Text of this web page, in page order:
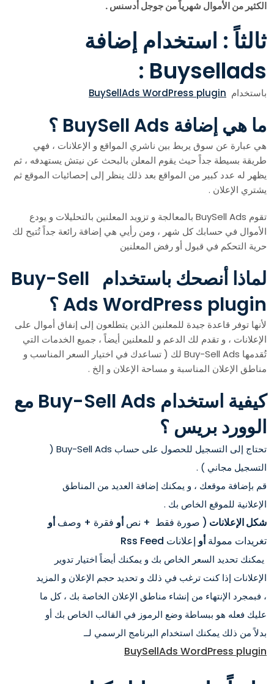
الكثير من الأموال شهرياً من جوجل أدسنس .
ثالثاً : استخدام إضافة
Buysellads :
باستخدام BuySellAds WordPress plugin
ما هي إضافة BuySell Ads ؟
هي عبارة عن سوق يربط بين ناشري المواقع و الإعلانات ، فهي
طريقة بسيطة جداً حيث يقوم المعلن بالبحث عن نيتش يستهدفه ، ثم
يظهر له عدد كبير من المواقع بعد ذلك ينظر إلى إحصائيات الموقع ثم
يشتري الإعلان .
تقوم BuySell Ads بالمعالجة و تزويد المعلنين بالتحليلات و يودع
الأموال في حسابك كل شهر ، ومن رأيي هي إضافة رائعة جداً تُتيح لك
حرية التحكم في قبول أو رفض المعلنين
لماذا أنصحك باستخدام Buy-Sell
Ads WordPress plugin ؟
لأنها توفر قاعدة جيدة للمعلنين الذين يتطلعون إلى إنفاق أموال على
الإعلانات ، و تقدم لك الدعم و للمعلنين أيضاً ، جميع الخدمات التي
تُقدمها Buy-Sell Ads لك ( تساعدك في اختيار السعر المناسب و
مناطق الإعلان المناسبة و مساحة الإعلان و إلخ .
كيفية استخدام Buy-Sell Ads مع
الوورد بريس ؟
تحتاج إلى التسجيل للحصول على حساب Buy-Sell Ads (
التسجيل مجاني ) .
قم بإضافة موقعك ، و يمكنك إضافة العديد من المناطق
الإعلانية للموقع الخاص بك .
شكل الإعلانات ( صورة فقط + نصأو فقرة + وصفأو
تغريدات ممولةأو إعلانات Rss Feed
يمكنك تحديد السعر الخاص بك و يمكنك أيضاً اختيار تدوير
الإعلانات إذا كنت ترغب في ذلك و تحديد حجم الإعلان و المزيد
، فبمجرد الإنتهاء من إنشاء مناطق الإعلان الخاصة بك ، كل ما
عليك فعله هو ببساطة وضع الرموز في القالب الخاص بك أو
بدلاً من ذلك يمكنك استخدام البرنامج الرسمي لــ
BuySellAds WordPress plugin